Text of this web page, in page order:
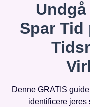
Spar Tid
Denne GRATIS
identificere jeres